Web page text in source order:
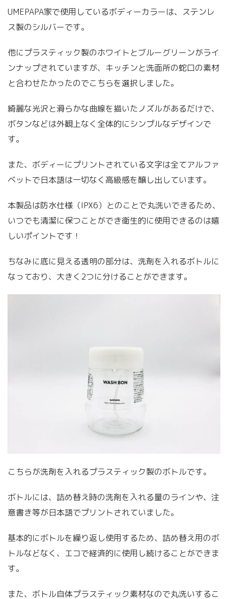
UMEPAPA家で使用しているボディーカラーは、ステンレ
ス製のシルバーです。
他にプラスティック製のホワイトとブルーグリーンがライ
ンナップされていますが、キッチンと洗面所の蛇口の素材
と合わせたかったのでこちらを選択しました。
綺麗な光沢と滑らかな曲線を描いたノズルがあるだけで、
ボタンなどは外観上なく全体的にシンプルなデザインで
す。
また、ボディーにプリントされている文字は全てアルファ
ベットで日本語は一切なく高級感を醸し出しています。
本製品は防水仕様（IPX6）とのことで丸洗いできるため、
いつでも清潔に保つことができ衛生的に使用できるのは嬉
しいポイントです！
ちなみに底に見える透明の部分は、洗剤を入れるボトルに
なっており、大きく2つに分けることができます。
こちらが洗剤を入れるプラスティック製のボトルです。
ボトルには、詰め替え時の洗剤を入れる量のラインや、注
意書き等が日本語でプリントされていました。
基本的にボトルを繰り返し使用するため、詰め替え用のボ
トルなどなく、エコで経済的に使用し続けることができま
す。
また、ボトル自体プラスティック素材なので丸洗いするこ